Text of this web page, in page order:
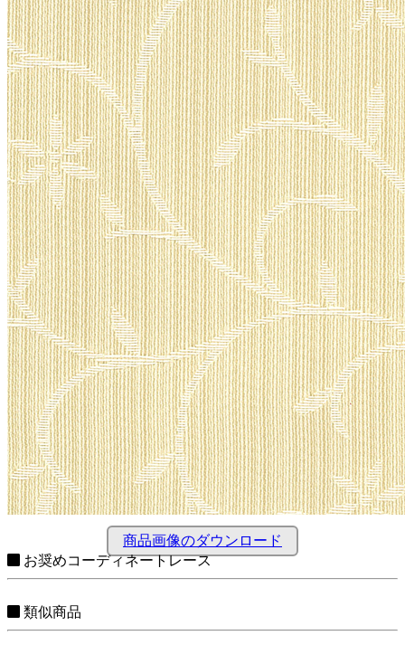
商品画像のダウンロード
お奨めコーディネートレース
類似商品